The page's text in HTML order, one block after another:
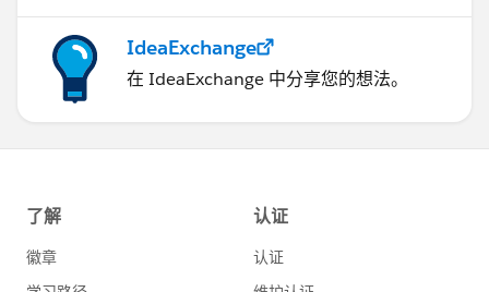
IdeaExchange
在 IdeaExchange 中分享您的想法。